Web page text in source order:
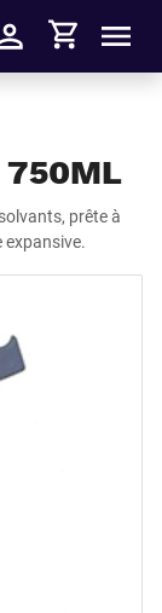
S'identifier
Panier
750ML
prête à
expansive.